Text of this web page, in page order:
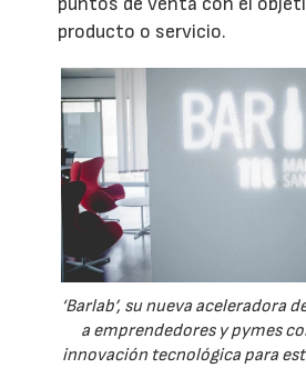
producto o servicio.
‘Barlab’, su nueva aceleradora
a emprendedores y pymes
innovación tecnológica para